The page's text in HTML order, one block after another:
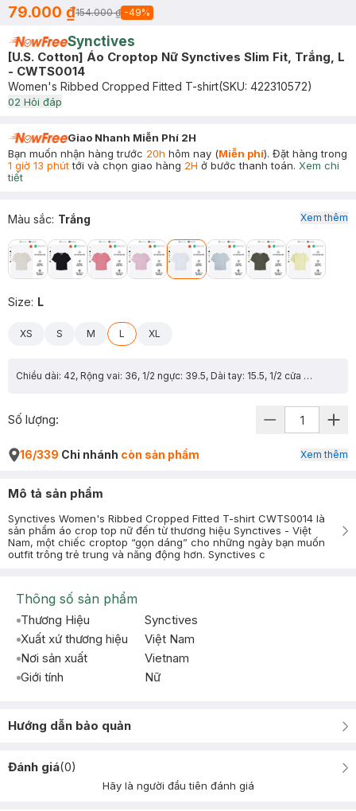
79.000 ₫154.000 ₫ -49%
Synctives
[U.S. Cotton] Áo Croptop Nữ Synctives Slim Fit, Trắng, L
- CWTS0014
Women's Ribbed Cropped Fitted T-shirt(SKU: 422310572)
02 Hỏi đáp
Giao Nhanh Miễn Phí 2H
Bạn muốn nhận hàng trước 20h hôm nay (Miễn phí). Đặt hàng trong
1 giờ 13 phúttới và chọn giao hàng 2H ở bước thanh toán. Xem chi
tiết
Màu sắc: Trắng
Size: L
XS S M L XL
Chiều dài: 42, Rộng vai: 36, 1/2 ngực: 39.5, Dài tay: 15.5, 1/2 cửa tay: 13.65
Xem thêm
Số lượng:
16/339 Chi nhánh còn sản phẩm Xem thêm
Mô tả sản phẩm
Synctives Women's Ribbed Cropped Fitted T-shirt CWTS0014 là
sản phẩm áo crop top nữ đến từ thương hiệu Synctives - Việt
Nam, một chiếc croptop “gọn dáng” cho những ngày bạn muốn
outfit trông trẻ trung và năng động hơn. Synctives c
Thông số sản phẩm
Thương Hiệu
Synctives
Xuất xứ thương hiệu
Việt Nam
Nơi sản xuất
Vietnam
Giới tính
Nữ
Hướng dẫn bảo quản
Đánh giá(0)
Hãy là người đầu tiên đánh giá